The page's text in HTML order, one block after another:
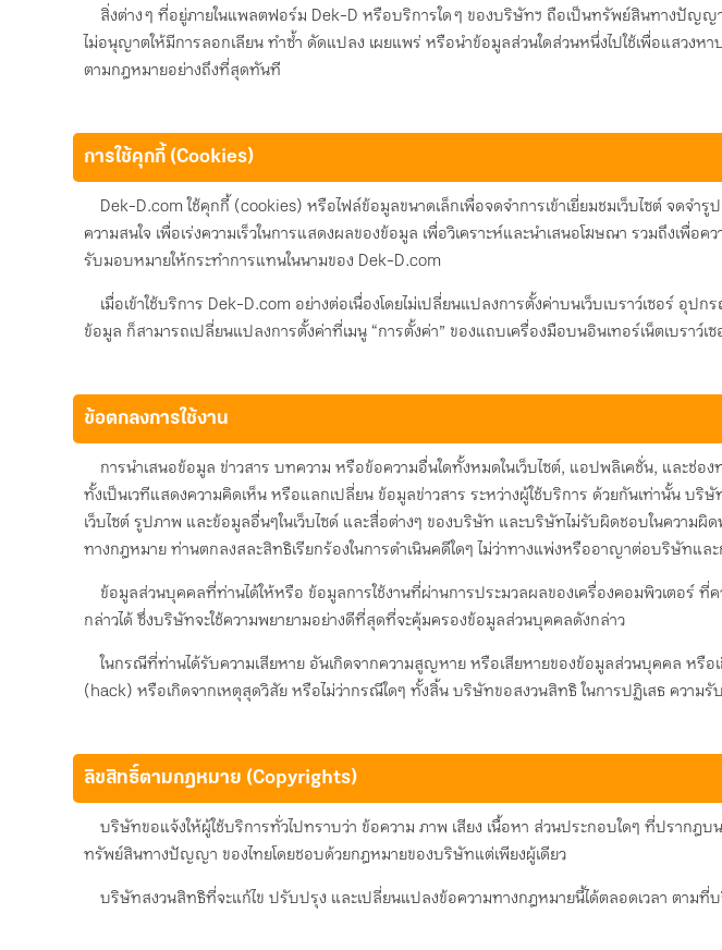
สิ่งต่าง ๆ ที่อยู่ภายในแพลตฟอร์ม Dek-D หรือบริการใด ๆ ของบริษัทฯ ถือเป็นทรัพย์สินทางปั
ไม่อนุญาตให้มีการลอกเลียน ทำซ้ำ ดัดแปลง เผยแพร่ หรือนำข้อมูลส่วนใดส่วนหนึ่งไปใช้เพื่อแสว
ตามกฎหมายอย่างถึงที่สุดทันที
การใช้คุกกี้ (Cookies)
Dek-D.com ใช้คุกกี้ (cookies) หรือไฟล์ข้อมูลขนาดเล็กเพื่อจดจำการเข้าเยี่ยมชมเว็บไซต์ จด
ความสนใจ เพื่อเร่งความเร็วในการแสดงผลของข้อมูล เพื่อวิเคราะห์และนำเสนอโฆษณา รวมถึงเพื่อ
รับมอบหมายให้กระทำการแทนในนามของ Dek-D.com
เมื่อเข้าใช้บริการ Dek-D.com อย่างต่อเนื่องโดยไม่เปลี่ยนแปลงการตั้งค่าบนเว็บเบราว์เซอร์ อุ
ข้อมูล ก็สามารถเปลี่ยนแปลงการตั้งค่าที่เมนู “การตั้งค่า” ของแถบเครื่องมือบนอินเทอร์เน็ตเบราว์เซ
ข้อตกลงการใช้งาน
การนําเสนอข้อมูล ข่าวสาร บทความ หรือข้อความอื่นใดทั้งหมดในเว็บไซต์, แอปพลิเคชั่น, และช่อ
ทั้งเป็นเวทีแสดงความคิดเห็น หรือแลกเปลี่ยน ข้อมูลข่าวสาร ระหว่างผู้ใช้บริการ ด้วยกันเท่านั้น
เว็บไซต์ รูปภาพ และข้อมูลอื่นๆในเว็บไซด์ และสื่อต่างๆ ของบริษัท และบริษัทไม่รับผิดชอบในความ
ทางกฎหมาย ท่านตกลงสละสิทธิเรียกร้องในการดำเนินคดีใดๆ ไม่ว่าทางแพ่งหรืออาญาต่อบริษัทแล
ข้อมูลส่วนบุคคลที่ท่านได้ให้หรือ ข้อมูลการใช้งานที่ผ่านการประมวลผลของเครื่องคอมพิวเตอร์
กล่าวได้ ซึ่งบริษัทจะใช้ความพยายามอย่างดีที่สุดที่จะคุ้มครองข้อมูลส่วนบุคคลดังกล่าว
ในกรณีที่ท่านได้รับความเสียหาย อันเกิดจากความสูญหาย หรือเสียหายของข้อมูลส่วนบุคคล หรือ
(hack) หรือเกิดจากเหตุสุดวิสัย หรือไม่ว่ากรณีใดๆ ทั้งสิ้น บริษัทขอสงวนสิทธิ ในการปฏิเสธ ควา
ลิขสิทธิ์ตามกฎหมาย (Copyrights)
บริษัทขอแจ้งให้ผู้ใช้บริการทั่วไปทราบว่า ข้อความ ภาพ เสียง เนื้อหา ส่วนประกอบใดๆ ที่ปราก
ทรัพย์สินทางปัญญา ของไทยโดยชอบด้วยกฎหมายของบริษัทแต่เพียงผู้เดียว
บริษัทสงวนสิทธิที่จะแก้ไข ปรับปรุง และเปลี่ยนแปลงข้อความทางกฎหมายนี้ได้ตลอดเวลา ตามที่